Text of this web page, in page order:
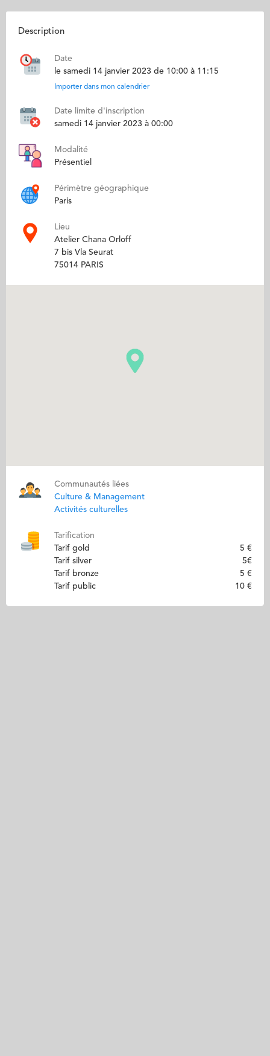
Description
Date
le samedi 14 janvier 2023 de 10:00 à 11:15
Importer dans mon calendrier
Date limite d'inscription
samedi 14 janvier 2023 à 00:00
Modalité
Présentiel
Périmètre géographique
Paris
Lieu
Atelier Chana Orloff
7 bis Vla Seurat
75014 PARIS
Communautés liées
Culture & Management
Activités culturelles
Tarification
Tarif gold
5 €
Tarif silver
5€
Tarif bronze
5 €
Tarif public
10 €